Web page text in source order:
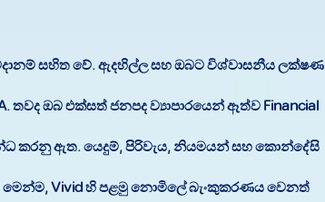
සහිත වේ. ඇදහිල්ල සහ ඔබට විශ්වාසනීය ලක්ෂණ
ඔබ එක්සත් ජනපද ව්‍යාපාරයෙන් ඈත්ව Financial
කරනු ඇත. යෙදුම්, පිරිවැය, නියමයන් සහ කොන්දේසි
Vivid හි පළමු නොමිලේ බැංකුකරණය වෙනත්